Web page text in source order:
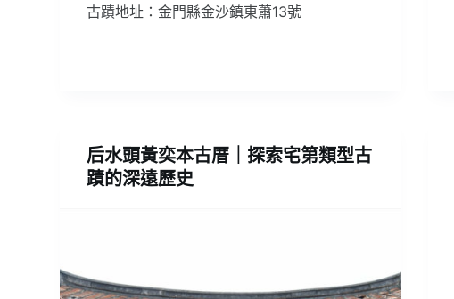
古蹟地址：金門縣金沙鎮東蕭13號
后水頭黃奕本古厝｜探索宅第類型古
蹟的深遠歷史